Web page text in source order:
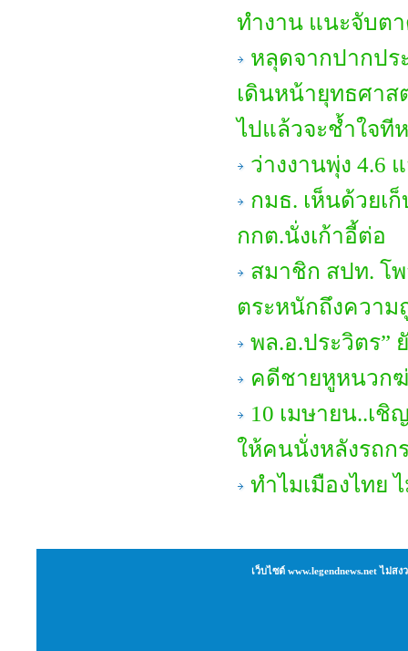
ทำงาน แนะจับต
หลุดจากปากปร
เดินหน้ายุทธศาส
ไปแล้วจะช้ำใจที
ว่างงานพุ่ง 4.6
กมธ. เห็นด้วยเ
กกต.นั่งเก้าอี้ต่อ
สมาชิก สปท. โ
ตระหนักถึงความ
พล.อ.ประวิตร”
คดีชายหูหนวก
10 เมษายน..เ
ให้คนนั่งหลังรถก
ทำไมเมืองไทย
เว็บไซต์ www.legendnews.net ไม่